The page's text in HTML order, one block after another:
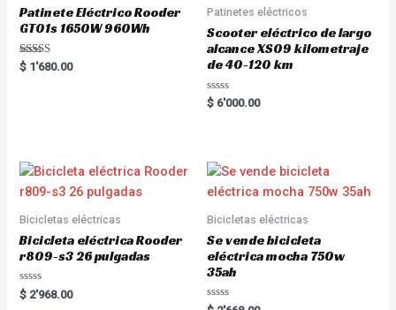
Patinete Eléctrico Rooder
GT01s 1650W 960Wh
Rated
5.00
$ 1'680.00
Patinetes eléctricos
Scooter eléctrico de largo
alcance XS09 kilometraje
de 40-120 km
R
a
o
u
o
5
$ 6'000.00
Bicicletas eléctricas
Bicicleta eléctrica Rooder
r809-s3 26 pulgadas
R
a
$ 2'968.00
Bicicletas eléctricas
Se vende bicicleta
eléctrica mocha 750w
35ah